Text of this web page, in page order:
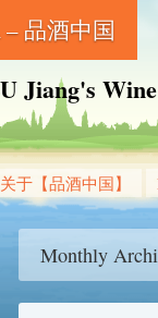
品酒中国
Jiang's
关于【品酒中国】
Monthly